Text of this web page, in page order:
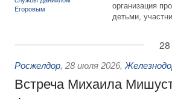
организация
детьми,
Росжелдор, 28 июля 2026,
Встреча Михаила